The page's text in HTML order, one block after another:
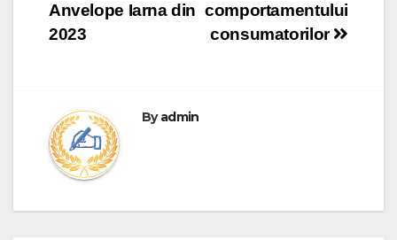
comportamentului
consumatorilor
Anvelope Iarna din
2023
Byadmin